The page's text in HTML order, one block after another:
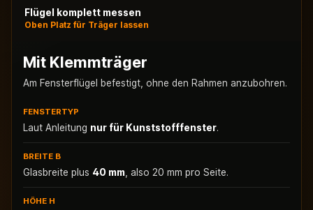
Flügel komplett messen
Oben Platz für Träger lassen
Mit Klemmträger
Am Fensterflügel befestigt, ohne den Rahmen anzubohren.
FENSTERTYP
Laut Anleitung nur für Kunststofffenster.
BREITE B
Glasbreite plus 40 mm , also 20 mm pro Seite.
HÖHE H